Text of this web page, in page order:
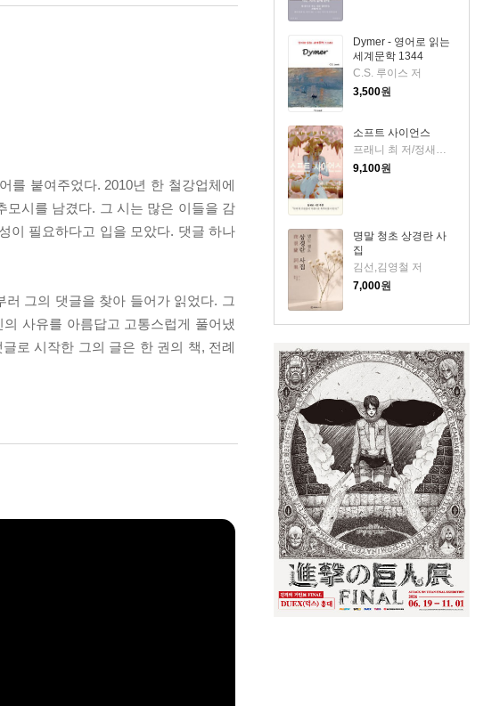
Dymer - 영어로 읽는
세계문학 1344
C.S. 루이스 저
3,500원
소프트 사이언스
프래니 최 저/정새벽 역
9,100원
명말 청초 상경란 사
집
김선,김영철 저
7,000원
를 붙여주었다. 2010년 한 철강업체에
모시를 남겼다. 그 시는 많은 이들을 감
이 필요하다고 입을 모았다. 댓글 하나
그의 댓글을 찾아 들어가 읽었다. 그
사유를 아름답고 고통스럽게 풀어냈
로 시작한 그의 글은 한 권의 책, 전례